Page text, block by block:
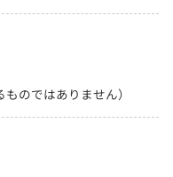
のではありません）